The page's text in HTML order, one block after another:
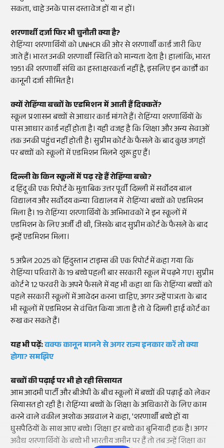
सकता, चाहे उनके पास दस्तावेज हों या न हों।
शरणार्थी दर्जा फिर भी चुनौती क्या है?
रोहिंग्या शरणार्थियों को UNHCR की ओर से शरणार्थी कार्ड जारी किए
जाते हैं। भारत उनकी शरणार्थी स्थिति को मान्यता देता है। हालांकि, भारत
1951 की शरणार्थी संधि का हस्ताक्षरकर्ता नहीं है, इसलिए इन कार्डों का
कानूनी दर्जा सीमित है।
क्यों रोहिंग्या बच्चों के एडमिशन में आती हैं दिक्कतें?
स्कूल प्रशासन बच्चों से आधार कार्ड मांगते हैं। रोहिंग्या शरणार्थियों के
पास आधार कार्ड नहीं होता है। यही वजह है कि शिक्षा और अन्य सेवाओं
तक उनकी पहुंच नहीं होती है। सुप्रीम कोर्ट के फैसले के बाद कुछ जगहों
पर बच्चों को स्कूलों में एडमिशन मिलने शुरू हुए हैं।
दिल्ली के किन स्कूलों में पढ़ रहे हैं रोहिंग्या बच्चे?
द हिंदू की एक रिपोर्ट के मुताबिक उत्तर पूर्वी दिल्ली में सर्वोदय बाल
विद्यालय और सर्वोदय कन्या विद्यालय में रोहिंग्या बच्चों को एडमिशन
मिला है। 19 रोहिंग्या शरणार्थियों के अभिभावकों ने इन स्कूलों में
एडमिशन के लिए अर्जी दी थी, जिसके बाद सुप्रीम कोर्ट के फैसले के बाद
इन्हें एडमिशन मिला।
5 अप्रैल 2025 को हिंदुस्तान टाइम्स की एक रिपोर्ट में कहा गया कि
रोहिंग्या परिवारों के 19 बच्चे पहली बार सरकारी स्कूल में पढ़ने गए। सुप्रीम
कोर्ट ने 12 फरवरी के अपने फैसले में यह भी कहा था कि रोहिंग्या बच्चों को
पहले सरकारी स्कूलों में आवेदन करना चाहिए, अगर उन्हें पात्रता के बाद
भी स्कूलों में एडमिशन से वंचित किया जाता है तो वे दिल्ली हाई कोर्ट का
रुख कर सकते हैं।
यह भी पढ़ें:वक्फ कानून मानने से अगर राज्य इनकार करें तो क्या
होगा? समझिए
बच्चों की पढ़ाई पर भी हो रही सिसायत
आम आदमी पार्टी और बीजेपी के बीच स्कूलों में बच्चों की पढ़ाई को लेकर
सियासत हो रही है। रोहिंग्या बच्चों के शिक्षा के अधिकारों के लिए काम
करने वाले वकील अशोक अग्रवाल ने कहा, 'शरणार्थी बच्चे हों या
घुसपैठियों के साथ आए बच्चे। शिक्षा हर बच्चे का बुनियादी हक है। अगर
अवैध शरणार्थियों के बच्चे भी भारतीय जमीन पर हैं तो तब उन्हें शिक्षा का